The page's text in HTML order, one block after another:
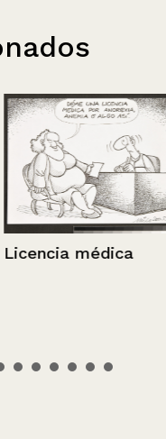
médica